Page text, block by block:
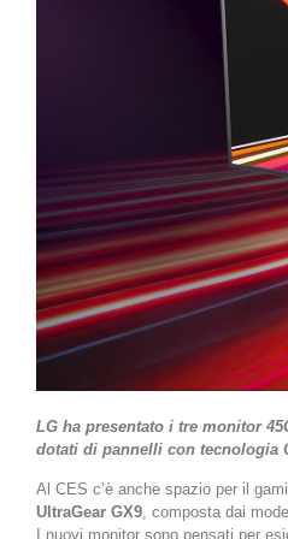
LG ha presentato i tre monitor
dotati di pannelli con tecnologia
Al CES c’è anche spazio per il
UltraGear GX9, composta dai
I nuovi monitor sono pensati per